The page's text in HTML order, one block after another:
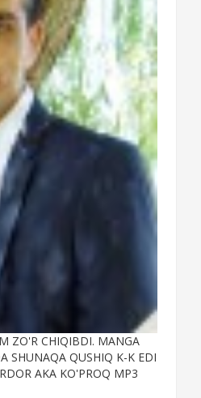
ZO'R CHIQIBDI. MANGA
SHUNAQA QUSHIQ K-K EDI
AKA KO'PROQ MP3